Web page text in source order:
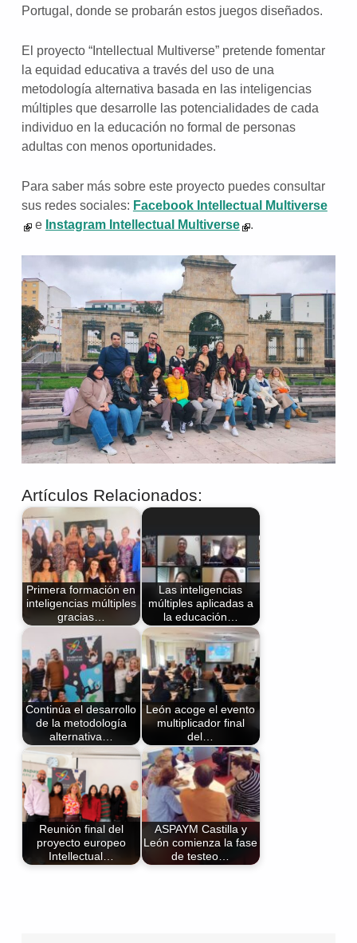
Portugal, donde se probarán estos juegos diseñados.
El proyecto “Intellectual Multiverse” pretende fomentar
la equidad educativa a través del uso de una
metodología alternativa basada en las inteligencias
múltiples que desarrolle las potencialidades de cada
individuo en la educación no formal de personas
adultas con menos oportunidades.
Para saber más sobre este proyecto puedes consultar
sus redes sociales: Facebook Intellectual Multiverse
e Instagram Intellectual Multiverse .
Artículos Relacionados:
Primera formación en
inteligencias múltiples
gracias…
Las inteligencias
múltiples aplicadas a
la educación…
Continúa el desarrollo
de la metodología
alternativa…
León acoge el evento
multiplicador final
del…
Reunión final del
proyecto europeo
Intellectual…
ASPAYM Castilla y
León comienza la fase
de testeo…